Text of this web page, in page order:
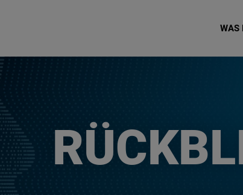
WAS